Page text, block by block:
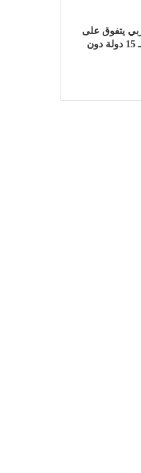
يتفوق على
نظيره الجزائري بـ 15 دولة دون